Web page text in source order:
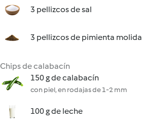
3 pellizcos de sal
3 pellizcos de pimienta molida
Chips de calabacín
150 g de calabacín
con piel, en rodajas de 1-2 mm
100 g de leche